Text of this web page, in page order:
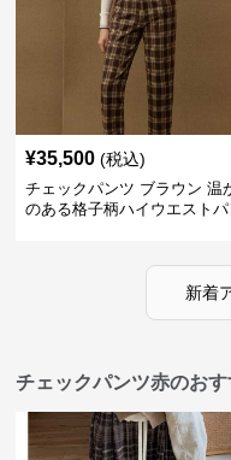
¥35,500 (税込)
チェックパンツ ブラウン 温
のある格子柄ハイウエストパ
新着
チェックパンツ赤のお